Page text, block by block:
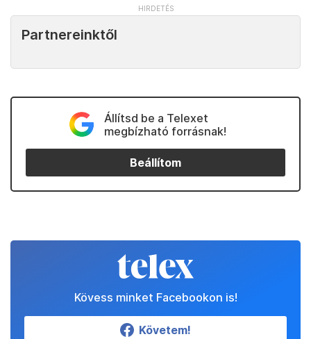
Partnereinktől
Állítsd be a Telexet
megbízható forrásnak!
Beállítom
Kövess minket Facebookon is!
Követem!